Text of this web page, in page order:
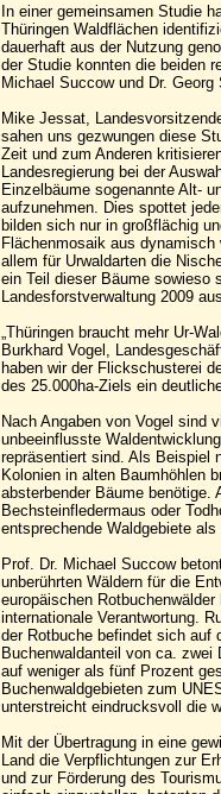
In einer gemeinsamen Studie
Thüringen Waldflächen
dauerhaft aus der Nutzung
der Studie konnten die beiden
Michael Succow und Dr. Georg
Mike Jessat,
sahen uns gezwungen diese
Zeit und zum Anderen
Landesregierung bei der
Einzelbäume sogenannte Alt-
aufzunehmen. Dies spottet
bilden sich nur in großflächig
Flächenmosaik aus
allem für Urwaldarten die
ein Teil dieser Bäume sowieso
Landesforstverwaltung 2009
„Thüringen braucht mehr Ur-
Burkhard Vogel,
haben wir der Flickschusterei
des 25.000ha-Ziels ein
Nach Angaben von Vogel sind
unbeeinflusste
repräsentiert sind. Als Beispiel
Kolonien in alten Baumhöhlen
absterbender Bäume benötige.
Bechsteinfledermaus oder
entsprechende Waldgebiete als
Prof. Dr. Michael Succow
unberührten Wäldern für die
europäischen
internationale Verantwortung.
der Rotbuche befindet sich auf
Buchenwaldanteil von ca.
auf weniger als fünf Prozent
Buchenwaldgebieten zum
unterstreicht eindrucksvoll die
Mit der Übertragung in eine
Land die Verpflichtungen zur
und zur Förderung des